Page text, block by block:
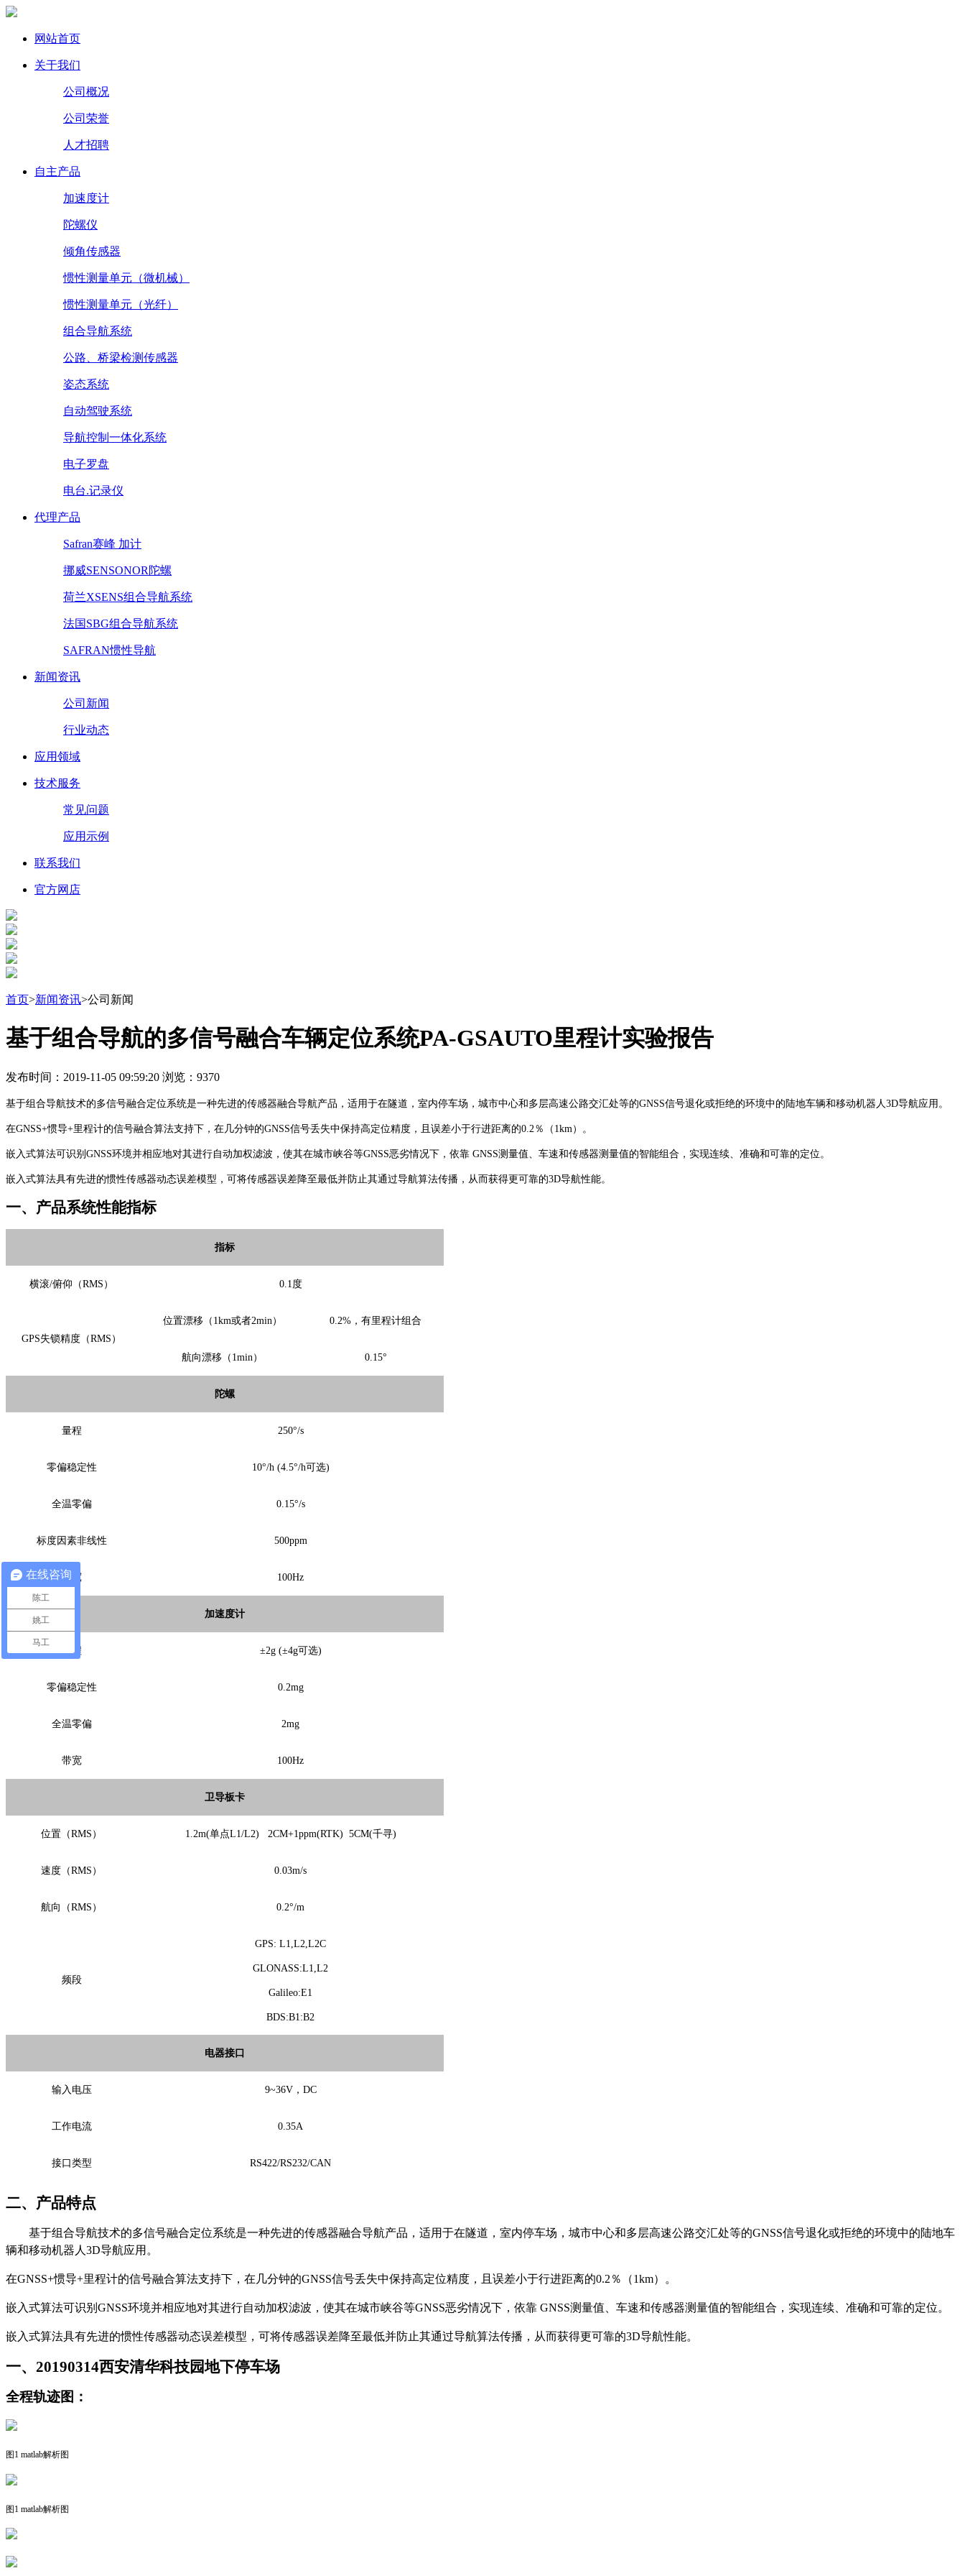
网站首页
关于我们
公司概况
公司荣誉
人才招聘
自主产品
加速度计
陀螺仪
倾角传感器
惯性测量单元（微机械）
惯性测量单元（光纤）
组合导航系统
公路、桥梁检测传感器
姿态系统
自动驾驶系统
导航控制一体化系统
电子罗盘
电台.记录仪
代理产品
Safran赛峰 加计
挪威SENSONOR陀螺
荷兰XSENS组合导航系统
法国SBG组合导航系统
SAFRAN惯性导航
新闻资讯
公司新闻
行业动态
应用领域
技术服务
常见问题
应用示例
联系我们
官方网店
首页>新闻资讯>公司新闻
基于组合导航的多信号融合车辆定位系统PA-GSAUTO里程计实验报告
发布时间：2019-11-05 09:59:20 浏览：9370
基于组合导航技术的多信号融合定位系统是一种先进的传感器融合导航产品，适用于在隧道，室内停车场，城市中心和多层高速公路交汇处等的GNSS信号退化或拒绝的环境中的陆地车辆和移动机器人3D导航应用。
在GNSS+惯导+里程计的信号融合算法支持下，在几分钟的GNSS信号丢失中保持高定位精度，且误差小于行进距离的0.2％（1km）。
嵌入式算法可识别GNSS环境并相应地对其进行自动加权滤波，使其在城市峡谷等GNSS恶劣情况下，依靠 GNSS测量值、车速和传感器测量值的智能组合，实现连续、准确和可靠的定位。
嵌入式算法具有先进的惯性传感器动态误差模型，可将传感器误差降至最低并防止其通过导航算法传播，从而获得更可靠的3D导航性能。
一、 产品系统性能指标
指标
横滚/俯仰（RMS） 0.1度
GPS失锁精度（RMS）
位置漂移（ 1km或者2min ） 0.2%，有里程计组合
航向漂移（ 1min ） 0.15°
陀螺
量程 250°/s
零偏稳定性 10°/h (4.5°/h可选)
全温零偏 0.15°/s
标度因素非线性 500ppm
带宽 100Hz
加速度计
量程 ±2g (±4g可选)
零偏稳定性 0.2mg
全温零偏 2mg
带宽 100Hz
卫导板卡
位置（RMS） 1.2m(单点L1/L2) 2CM+1ppm(RTK) 5CM(千寻)
速度（RMS） 0.03m/s
航向（RMS） 0.2°/m
频段
GPS: L1,L2,L2C
GLONASS:L1,L2
Galileo:E1
BDS:B1:B2
电器接口
输入电压 9~36V，DC
工作电流 0.35A
接口类型 RS422/RS232/CAN
二、 产品特点
基于组合导航技术的多信号融合定位系统是一种先进的传感器融合导航产品 ，适用于在隧道，室内停车场，城市中心和多层高速公路交汇处等的GNSS信号退化或拒绝的环境中的陆地车
辆和移动机器人 3D导航应用。
在GNSS+惯导+里程计的信号融合算法支持下， 在几分钟的GNSS信号丢失中保持高定位精度，且误差小于行进距离的0.2 ％ （1km）。
嵌入式算法可识别 GNSS环境并相应地对其进行自动加权滤波，使其在城市峡谷等GNSS恶劣情况下， 依靠 GNSS测量值、 车速和传感器测量值的智能组合 ， 实现连续 准确和可靠的定位。
嵌入式算法具有先进的惯性传感器动态误差模型，可将传感器误差降至最低并防止其通过导航算法传播，从而获得更可靠的3D导航性能。
一、 20190314西安清华科技园地下停车场
全程轨迹图：
图1 matlab解析图
图1 matlab解析图
在线咨询
陈工
姚工
马工